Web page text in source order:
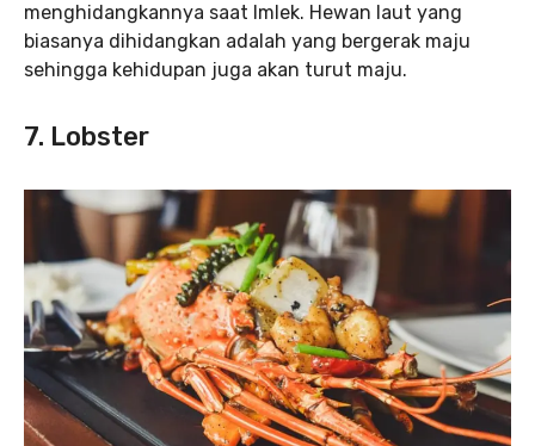
menghidangkannya saat Imlek. Hewan laut yang
biasanya dihidangkan adalah yang bergerak maju
sehingga kehidupan juga akan turut maju.
7. Lobster